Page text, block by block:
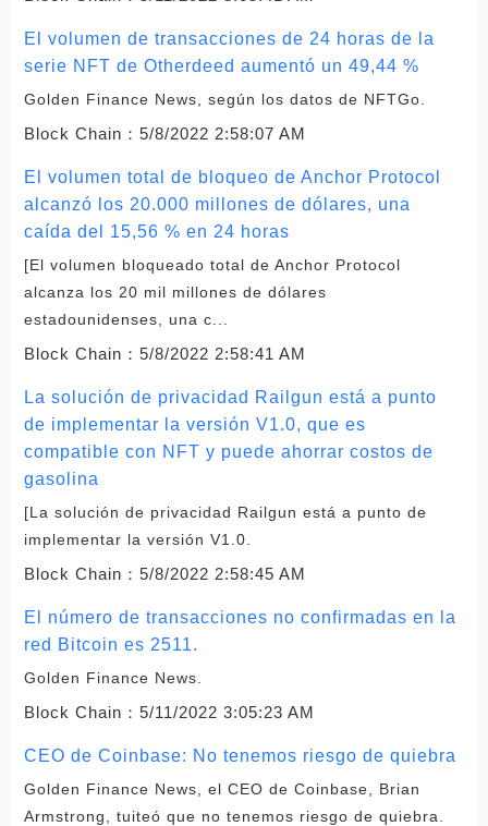
El volumen de transacciones de 24 horas de la
serie NFT de Otherdeed aumentó un 49,44 %
Golden Finance News, según los datos de NFTGo.
Block Chain： 5/8/2022 2:58:07 AM
El volumen total de bloqueo de Anchor Protocol
alcanzó los 20.000 millones de dólares, una
caída del 15,56 % en 24 horas
[El volumen bloqueado total de Anchor Protocol
alcanza los 20 mil millones de dólares
estadounidenses, una c...
Block Chain： 5/8/2022 2:58:41 AM
La solución de privacidad Railgun está a punto
de implementar la versión V1.0, que es
compatible con NFT y puede ahorrar costos de
gasolina
[La solución de privacidad Railgun está a punto de
implementar la versión V1.0.
Block Chain： 5/8/2022 2:58:45 AM
El número de transacciones no confirmadas en la
red Bitcoin es 2511.
Golden Finance News.
Block Chain： 5/11/2022 3:05:23 AM
CEO de Coinbase: No tenemos riesgo de quiebra
Golden Finance News, el CEO de Coinbase, Brian
Armstrong, tuiteó que no tenemos riesgo de quiebra.